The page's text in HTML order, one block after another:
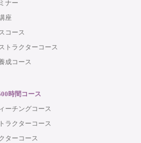
ナー
座
コース
トラクターコース
成コース
時間コース
ーチングコース
ラクターコース
ターコース